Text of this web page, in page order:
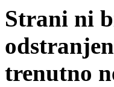
Strani ni
trenutno